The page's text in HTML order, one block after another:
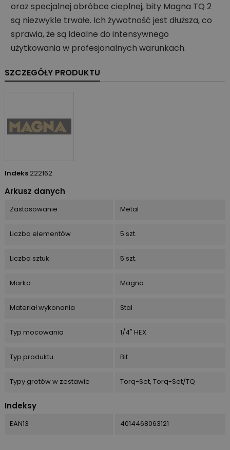
oraz specjalnej obróbce cieplnej, bity Magna TQ 2
są niezwykle trwałe. Ich żywotność jest dłuższa, co
sprawia, że są idealne do intensywnego
użytkowania w profesjonalnych warunkach.
SZCZEGÓŁY PRODUKTU
Indeks 222162
Arkusz danych
Zastosowanie Metal
Liczba elementów 5 szt.
Liczba sztuk 5 szt.
Marka Magna
Materiał wykonania Stal
Typ mocowania 1/4" HEX
Typ produktu Bit
Typy grotów w zestawie Torq-Set, Torq-Set/TQ
Indeksy
EAN13 4014468063121